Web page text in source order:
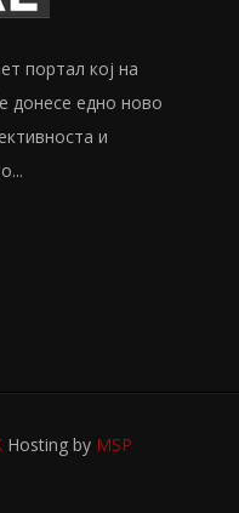
портал кој на
донесе едно ново
и
Hosting by MSP